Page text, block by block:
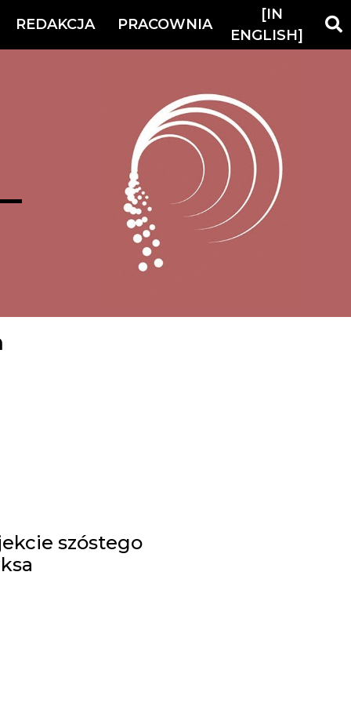
REDAKCJA PRACOWNIA
[IN
ENGLISH]
szóstego